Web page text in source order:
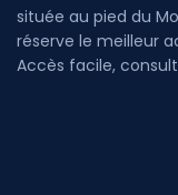
située au pied du
réserve le meilleur
Accès facile,